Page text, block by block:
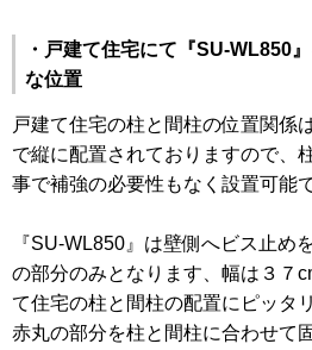
・戸建て住宅にて『SU-WL850
な位置
戸建て住宅の柱と間柱の位置関係
で縦に配置されておりますので、
事で補強の必要性もなく設置可能で
『SU-WL850』は壁側へビス止め
の部分のみとなります、幅は３７
て住宅の柱と間柱の配置にピッタ
赤丸の部分を柱と間柱に合わせて